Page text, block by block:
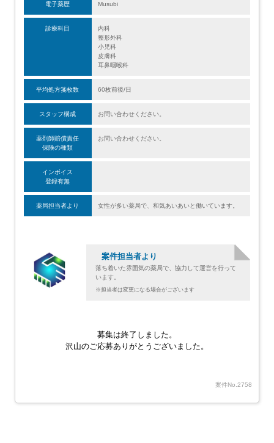
電子薬歴 Musubi
診療科目
内科
整形外科
小児科
皮膚科
耳鼻咽喉科
平均処方箋枚数 60枚前後/日
スタッフ構成 お問い合わせください。
薬剤師賠償責任
保険の種類
お問い合わせください。
インボイス
登録有無
薬局担当者より 女性が多い薬局で、和気あいあいと働いています。
案件担当者より
落ち着いた雰囲気の薬局で、協力して運営を行って
います。
※担当者は変更になる場合がございます
募集は終了しました。
沢山のご応募ありがとうございました。
案件No.2758